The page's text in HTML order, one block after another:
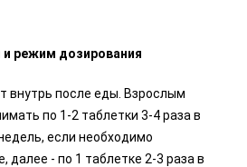
и режим дозирования
внутрь после еды. Взрослым
по 1-2 таблетки 3-4 раза в
если необходимо
далее - по 1 таблетке 2-3 раза в